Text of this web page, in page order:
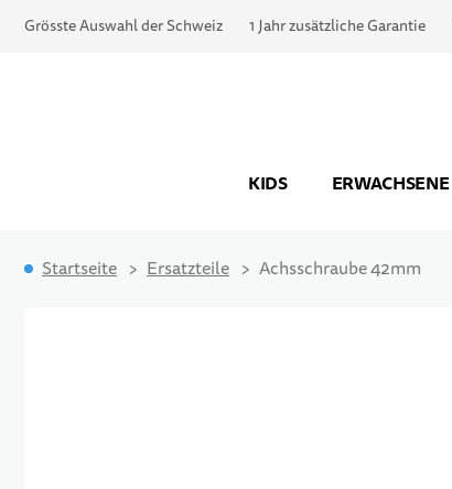
Grösste Auswahl der Schweiz 1 Jahr zusätzliche Garantie
KIDS ERWACHSENE
Startseite Ersatzteile Achsschraube 42mm